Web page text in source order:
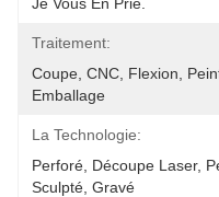
Traitement:
Coupe, CNC, Flexion,
Emballage
La Technologie:
Perforé, Découpe Laser,
Sculpté, Gravé